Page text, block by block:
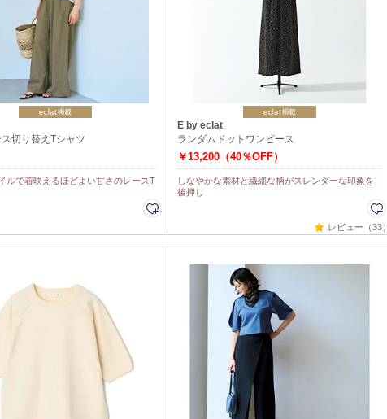
切り替えTシャツ
ルで着映えるほどよい甘さのレースT
E by eclat
ランダムドットワンピース
￥13,200（40％OFF）
しなやかな素材と繊細な柄がスレンダーな印象を
後押し
レビュー（33）